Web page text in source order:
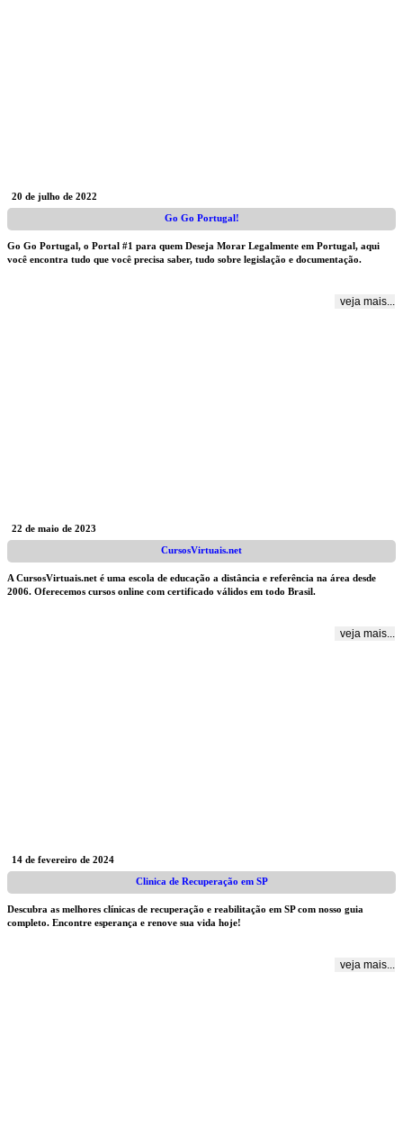
20 de julho de 2022
Go Go Portugal!
Go Go Portugal, o Portal #1 para quem Deseja Morar Legalmente em Portugal, aqui
você encontra tudo que você precisa saber, tudo sobre legislação e documentação.
veja mais...
22 de maio de 2023
CursosVirtuais.net
A CursosVirtuais.net é uma escola de educação a distância e referência na área desde
2006. Oferecemos cursos online com certificado válidos em todo Brasil.
veja mais...
14 de fevereiro de 2024
Clinica de Recuperação em SP
Descubra as melhores clínicas de recuperação e reabilitação em SP com nosso guia
completo. Encontre esperança e renove sua vida hoje!
veja mais...